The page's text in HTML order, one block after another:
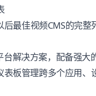
最佳视频CMS的完整
解决方案，配备强大
板管理跨多个应用、